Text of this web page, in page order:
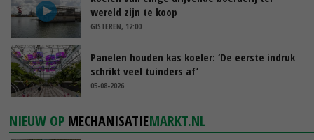
wereld zijn te koop
GISTEREN, 12:00
Panelen houden kas koeler: ‘De eerste indruk
schrikt veel tuinders af’
05-08-2026
NIEUW OP MECHANISATIEMARKT.NL